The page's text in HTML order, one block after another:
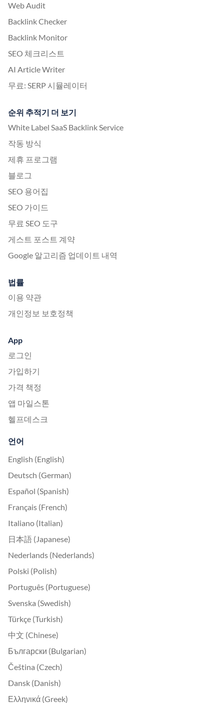
Web Audit
Backlink Checker
Backlink Monitor
SEO 체크리스트
AI Article Writer
무료: SERP 시뮬레이터
순위 추적기 더 보기
White Label SaaS Backlink Service
작동 방식
제휴 프로그램
블로그
SEO 용어집
SEO 가이드
무료 SEO 도구
게스트 포스트 계약
Google 알고리즘 업데이트 내역
법률
이용 약관
개인정보 보호정책
App
로그인
가입하기
가격 책정
앱 마일스톤
헬프데스크
언어
English (English)
Deutsch (German)
Español (Spanish)
Français (French)
Italiano (Italian)
日本語 (Japanese)
Nederlands (Nederlands)
Polski (Polish)
Português (Portuguese)
Svenska (Swedish)
Türkçe (Turkish)
中文 (Chinese)
Български (Bulgarian)
Čeština (Czech)
Dansk (Danish)
Ελληνικά (Greek)